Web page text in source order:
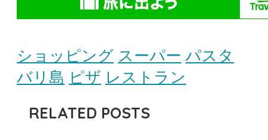
ショッピング スーパー パスタ
バリ島 ピザ レストラン
RELATED POSTS